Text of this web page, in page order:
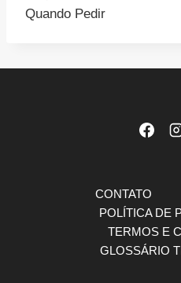
Quando Pedir
CONTATO
POLÍTICA DE
TERMOS E
GLOSSÁRIO